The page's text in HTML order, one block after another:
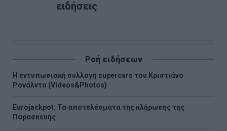
ειδήσεις
Ροή ειδήσεων
H εντυπωσιακή συλλογή supercars του Κριστιάνο
Ρονάλντο (Videos&Photos)
Eurojackpot: Τα αποτελέσματα της κλήρωσης της
Παρασκευής